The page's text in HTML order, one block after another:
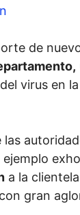
de
virus en
las
a la
gran